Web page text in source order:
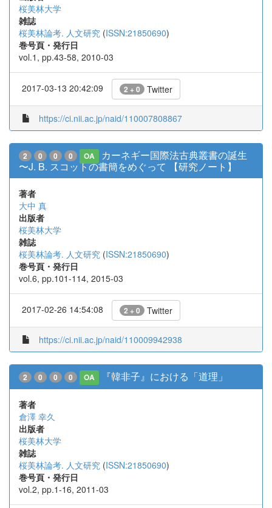
桜美林大学
雑誌
桜美林論考. 人文研究 (ISSN:21850690)
巻号頁・発行日
vol.1, pp.43-58, 2010-03
2017-03-13 20:42:09 2 + 0 Twitter
https://ci.nii.ac.jp/naid/110007808867
2 0 0 0 OA
カーネギー国際法古典叢書の誕生
〜J. B. スコットの書簡をめぐって 【研究ノート】
著者
大中 真
出版者
桜美林大学
雑誌
桜美林論考. 人文研究 (ISSN:21850690)
巻号頁・発行日
vol.6, pp.101-114, 2015-03
2017-02-26 14:54:08 2 + 0 Twitter
https://ci.nii.ac.jp/naid/110009942938
2 0 0 0 OA 『韓非子』における「道理」
著者
倉澤 幸久
出版者
桜美林大学
雑誌
桜美林論考. 人文研究 (ISSN:21850690)
巻号頁・発行日
vol.2, pp.1-16, 2011-03